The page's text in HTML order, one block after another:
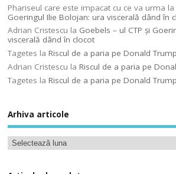
Phariseul care este impacat cu ce va urma la
Goeringul Ilie Bolojan: ura viscerală dând în
Adrian Cristescu la Goebels – ul CTP şi
viscerală dând în clocot
Tagetes laRiscul de a paria pe Donald Trump
Adrian Cristescu laRiscul de a paria pe
Tagetes laRiscul de a paria pe Donald Trump
Arhiva articole